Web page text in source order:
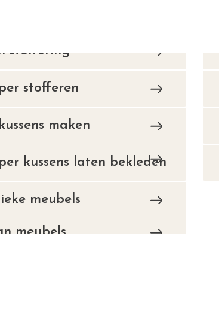
stofferen
maken
kussens laten bekleden
meubels
meubels